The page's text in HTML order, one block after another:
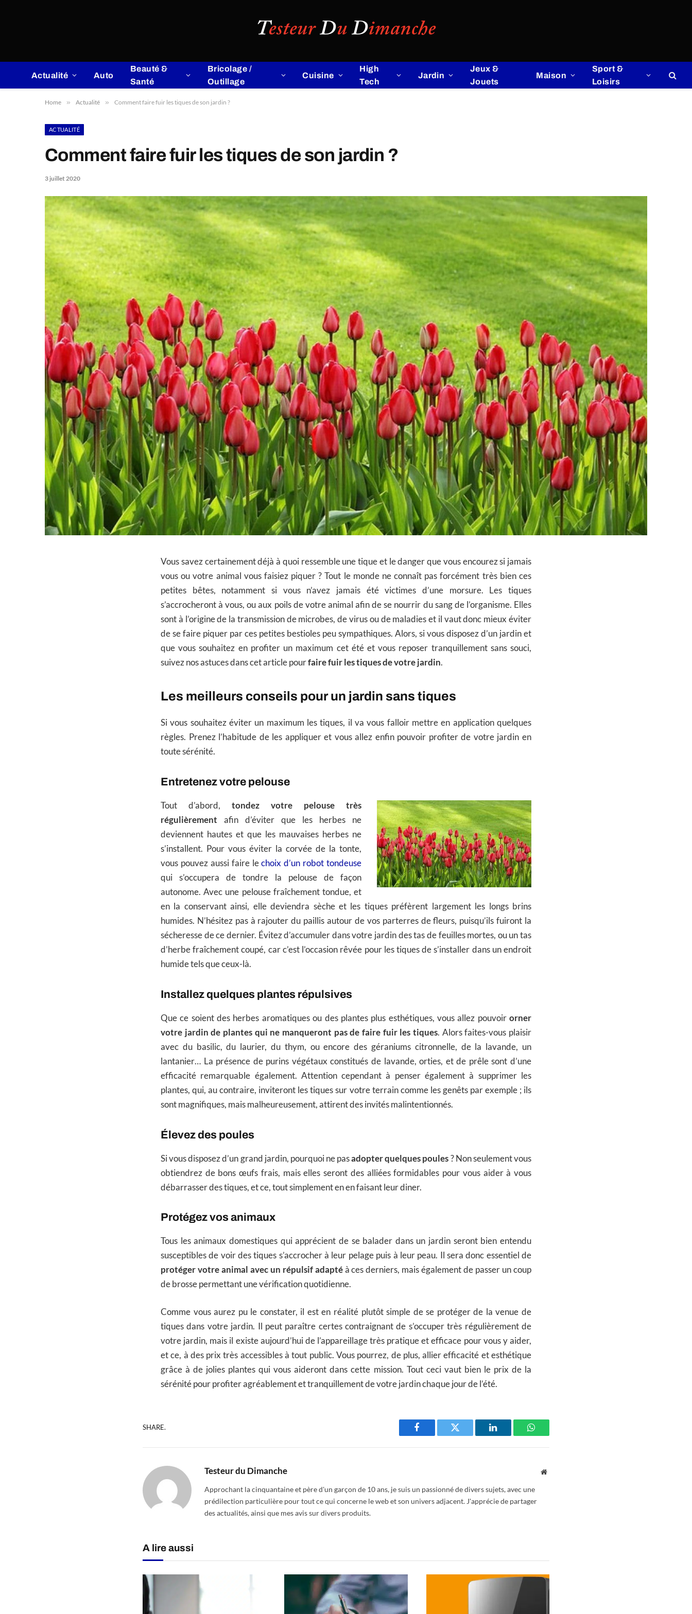
Actualité Auto
Beauté &
Santé
Bricolage /
Outillage
Cuisine
High
Tech
Jardin
Jeux &
Jouets
Maison
Sport &
Loisirs
Home » Actualité » Comment faire fuir les tiques de son jardin ?
ACTUALITÉ
Comment faire fuir les tiques de son jardin ?
3 juillet 2020
Vous savez certainement déjà à quoi ressemble une tique et le danger que vous encourez si jamais
vous ou votre animal vous faisiez piquer ? Tout le monde ne connaît pas forcément très bien ces
petites bêtes, notamment si vous n’avez jamais été victimes d’une morsure. Les tiques
s’accrocheront à vous, ou aux poils de votre animal afin de se nourrir du sang de l’organisme. Elles
sont à l’origine de la transmission de microbes, de virus ou de maladies et il vaut donc mieux éviter
de se faire piquer par ces petites bestioles peu sympathiques. Alors, si vous disposez d’un jardin et
que vous souhaitez en profiter un maximum cet été et vous reposer tranquillement sans souci,
suivez nos astuces dans cet article pourfaire fuir les tiques de votre jardin.
Les meilleurs conseils pour un jardin sans tiques
Si vous souhaitez éviter un maximum les tiques, il va vous falloir mettre en application quelques
règles. Prenez l’habitude de les appliquer et vous allez enfin pouvoir profiter de votre jardin en
toute sérénité.
Entretenez votre pelouse
Tout d’abord, tondez votre pelouse très
régulièrement afin d’éviter que les herbes ne
deviennent hautes et que les mauvaises herbes ne
s’installent. Pour vous éviter la corvée de la tonte,
vous pouvez aussi faire lechoix d’un robot tondeuse
qui s’occupera de tondre la pelouse de façon
autonome. Avec une pelouse fraîchement tondue, et
en la conservant ainsi, elle deviendra sèche et les tiques préfèrent largement les longs brins
humides. N’hésitez pas à rajouter du paillis autour de vos parterres de fleurs, puisqu’ils fuiront la
sécheresse de ce dernier. Évitez d’accumuler dans votre jardin des tas de feuilles mortes, ou un tas
d’herbe fraîchement coupé, car c’est l’occasion rêvée pour les tiques de s’installer dans un endroit
humide tels que ceux-là.
Installez quelques plantes répulsives
Que ce soient des herbes aromatiques ou des plantes plus esthétiques, vous allez pouvoir orner
votre jardin de plantes qui ne manqueront pas de faire fuir les tiques. Alors faites-vous plaisir
avec du basilic, du laurier, du thym, ou encore des géraniums citronnelle, de la lavande, un
lantanier… La présence de purins végétaux constitués de lavande, orties, et de prêle sont d’une
efficacité remarquable également. Attention cependant à penser également à supprimer les
plantes, qui, au contraire, inviteront les tiques sur votre terrain comme les genêts par exemple ; ils
sont magnifiques, mais malheureusement, attirent des invités malintentionnés.
Élevez des poules
Si vous disposez d’un grand jardin, pourquoi ne pasadopter quelques poules ? Non seulement vous
obtiendrez de bons œufs frais, mais elles seront des alliées formidables pour vous aider à vous
débarrasser des tiques, et ce, tout simplement en en faisant leur diner.
Protégez vos animaux
Tous les animaux domestiques qui apprécient de se balader dans un jardin seront bien entendu
susceptibles de voir des tiques s’accrocher à leur pelage puis à leur peau. Il sera donc essentiel de
protéger votre animal avec un répulsif adaptéà ces derniers, mais également de passer un coup
de brosse permettant une vérification quotidienne.
Comme vous aurez pu le constater, il est en réalité plutôt simple de se protéger de la venue de
tiques dans votre jardin. Il peut paraître certes contraignant de s’occuper très régulièrement de
votre jardin, mais il existe aujourd’hui de l’appareillage très pratique et efficace pour vous y aider,
et ce, à des prix très accessibles à tout public. Vous pourrez, de plus, allier efficacité et esthétique
grâce à de jolies plantes qui vous aideront dans cette mission. Tout ceci vaut bien le prix de la
sérénité pour profiter agréablement et tranquillement de votre jardin chaque jour de l’été.
SHARE.
Facebook Twitter LinkedIn WhatsApp
Testeur du Dimanche Website
Approchant la cinquantaine et père d'un garçon de 10 ans, je suis un passionné de divers sujets, avec une
prédilection particulière pour tout ce qui concerne le web et son univers adjacent. J'apprécie de partager
des actualités, ainsi que mes avis sur divers produits.
A lire aussi